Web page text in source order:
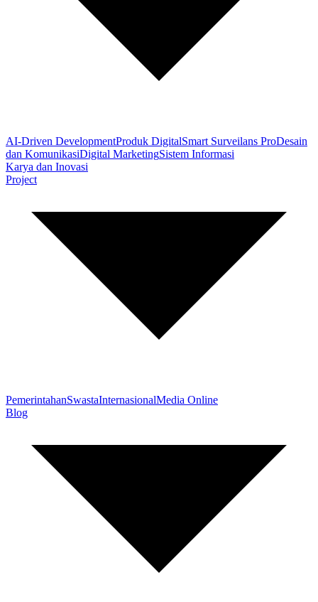
AI-Driven DevelopmentProduk DigitalSmart Surveilans ProDesain
dan KomunikasiDigital MarketingSistem Informasi
Karya dan Inovasi
Project
PemerintahanSwastaInternasionalMedia Online
Blog